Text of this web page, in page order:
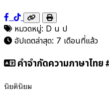
หมวดหมู่: D น ป
อัปเดตล่าสุด: 7 เดือนที่แล้ว
คำจำกัดความภาษาไทย
นิยตินิยม